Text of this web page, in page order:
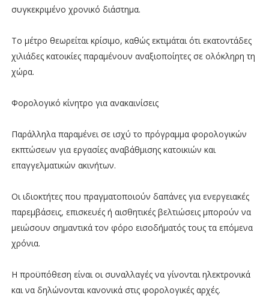
συγκεκριμένο χρονικό διάστημα.
Το μέτρο θεωρείται κρίσιμο, καθώς εκτιμάται ότι εκατοντάδες
χιλιάδες κατοικίες παραμένουν αναξιοποίητες σε ολόκληρη τη
χώρα.
Φορολογικό κίνητρο για ανακαινίσεις
Παράλληλα παραμένει σε ισχύ το πρόγραμμα φορολογικών
εκπτώσεων για εργασίες αναβάθμισης κατοικιών και
επαγγελματικών ακινήτων.
Οι ιδιοκτήτες που πραγματοποιούν δαπάνες για ενεργειακές
παρεμβάσεις, επισκευές ή αισθητικές βελτιώσεις μπορούν να
μειώσουν σημαντικά τον φόρο εισοδήματός τους τα επόμενα
χρόνια.
Η προϋπόθεση είναι οι συναλλαγές να γίνονται ηλεκτρονικά
και να δηλώνονται κανονικά στις φορολογικές αρχές.